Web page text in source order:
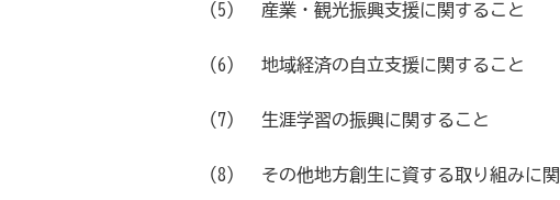
（5） 産業・観光振興支援に関すること
（6） 地域経済の自立支援に関すること
（7） 生涯学習の振興に関すること
（8） その他地方創生に資する取り組みに